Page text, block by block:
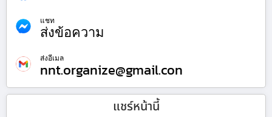
แชท
ส่งข้อความ
ส่งอีเมล
nnt.organize@gmail.con
แชร์หน้านี้